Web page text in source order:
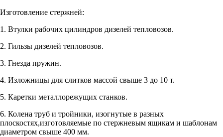
Изготовление стержней:
1. Втулки рабочих цилиндров дизелей тепловозов.
2. Гильзы дизелей тепловозов.
3. Гнезда пружин.
4. Изложницы для слитков массой свыше 3 до 10 т.
5. Каретки металлорежущих станков.
6. Колена труб и тройники, изогнутые в разных
плоскостях,изготовляемые по стержневым ящикам и шаблонам
диаметром свыше 400 мм.